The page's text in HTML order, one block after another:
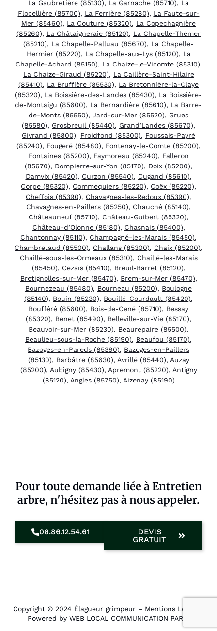
La Gaubretière (85130), La Garnache (85710), La
Flocellière (85700), La Ferrière (85280), La Faute-sur-
Mer (85460), La Couture (85320), La Copechagnière
(85260), La Châtaigneraie (85120), La Chapelle-Thémer
(85210), La Chapelle-Palluau (85670), La Chapelle-
Hermier (85220), La Chapelle-aux-Lys (85120), La
Chapelle-Achard (85150), La Chaize-le-Vicomte (85310),
La Chaize-Giraud (85220), La Caillère-Saint-Hilaire
(85410), La Bruffière (85530), La Bretonnière-la-Claye
(85320), La Boissière-des-Landes (85430), La Boissière-
de-Montaigu (85600), La Bernardière (85610), La Barre-
de-Monts (85550), Jard-sur-Mer (85520), Grues
(85580), Grosbreuil (85440), Grand’Landes (85670),
Givrand (85800), Froidfond (85300), Foussais-Payré
(85240), Fougeré (85480), Fontenay-le-Comte (85200),
Fontaines (85200), Faymoreau (85240), Falleron
(85670), Dompierre-sur-Yon (85170), Doix (85200),
Damvix (85420), Curzon (85540), Cugand (85610),
Corpe (85320), Commequiers (85220), Coëx (85220),
Cheffois (85390), Chavagnes-les-Redoux (85390),
Chavagnes-en-Paillers (85250), Chauché (85140),
Châteauneuf (85710), Château-Guibert (85320),
Château-d’Olonne (85180), Chasnais (85400),
Chantonnay (85110), Champagné-les-Marais (85450),
Chambretaud (85500), Challans (85300), Chaix (85200),
Chaillé-sous-les-Ormeaux (85310), Chaillé-les-Marais
(85450), Cezais (85410), Breuil-Barret (85120),
Bretignolles-sur-Mer (85470), Brem-sur-Mer (85470),
Bournezeau (85480), Bourneau (85200), Boulogne
(85140), Bouin (85230), Bouillé-Courdault (85420),
Boufféré (85600), Bois-de-Cené (85710), Bessay
(85320), Benet (85490), Belleville-sur-Vie (85170),
Beauvoir-sur-Mer (85230), Beaurepaire (85500),
Beaulieu-sous-la-Roche (85190), Beaufou (85170),
Bazoges-en-Pareds (85390), Bazoges-en-Paillers
(85130), Barbâtre (85630), Avrillé (85440), Auzay
(85200), Aubigny (85430), Apremont (85220), Antigny
(85120), Angles (85750), Aizenay (85190)
Pour toute demande liée à Entretien
arbre, n'hésitez pas à nous appeler.
06.86.12.54.61
DEVIS
GRATUIT
Copyright © 2024 Élagueur grimpeur – Mentions Légales
Powered by WEB LOCAL COMMUNICATION PARIS